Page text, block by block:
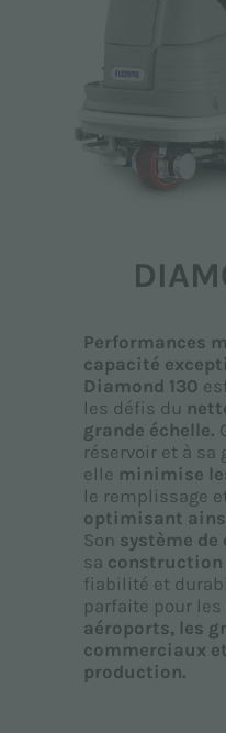
Performances
capacité
Diamond 130
les défis du
grande échelle.
réservoir et à sa
elle minimise
le remplissage
optimisant
Son système
sa construction
fiabilité et
parfaite pour les
aéroports, les
commerciaux
production.